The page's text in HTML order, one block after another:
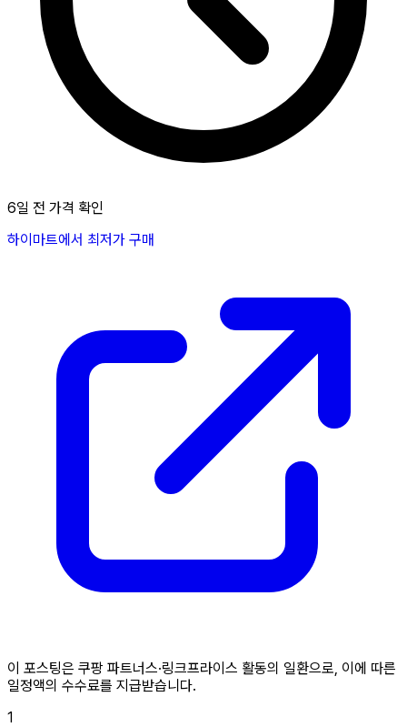
6일 전 가격 확인
하이마트에서 최저가 구매
이 포스팅은 쿠팡 파트너스·링크프라이스 활동의 일환으로, 이에 따른
일정액의 수수료를 지급받습니다.
1